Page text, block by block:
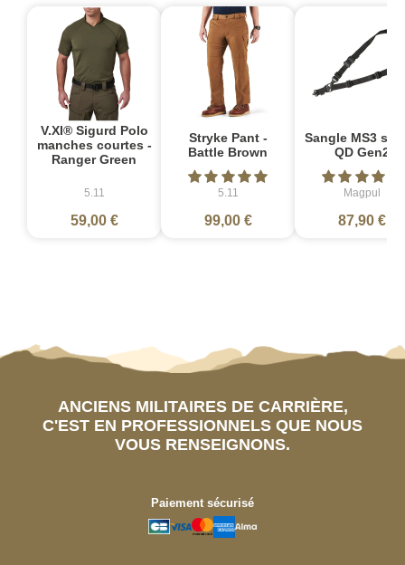
V.XI® Sigurd Polo
manches courtes -
Ranger Green
5.11
59,00 €
Stryke Pant -
Battle Brown
5.11
99,00 €
Sangle MS3
QD Gen2
Magpul
87,90 €
ANCIENS MILITAIRES DE CARRIÈRE,
C'EST EN PROFESSIONNELS QUE NOUS
VOUS RENSEIGNONS.
Paiement sécurisé